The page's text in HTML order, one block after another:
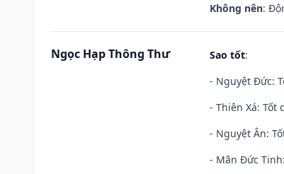
Không nên:
Ngọc Hạp Thông Thư Sao tốt:
- Nguyệt Đức:
- Thiên Xá:
- Nguyệt Ân:
- Mãn Đức